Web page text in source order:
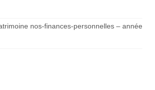
nos-finances-personnelles – année